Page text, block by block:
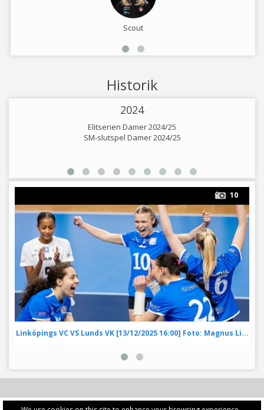
Scout
Historik
2024
Elitserien Damer 2024/25
SM-slutspel Damer 2024/25
10
Linköpings VC VS Lunds VK [13/12/2025 16:00] Foto: Magnus Li...